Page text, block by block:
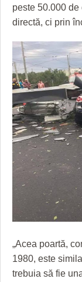
DIVERSE
FARMACII
HARTA
LICEE,
SFATUL
SFATURI
peste 50.000
directă, ci prin
„Acea poartă,
1980, este
trebuia să fie